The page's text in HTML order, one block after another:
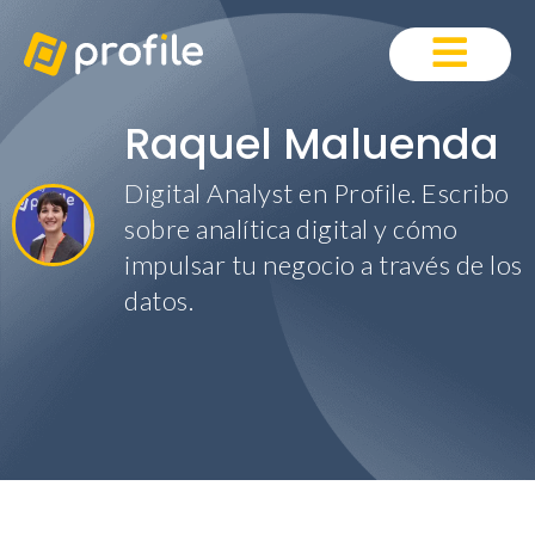
Raquel Maluenda
Digital Analyst en Profile. Escribo
sobre analítica digital y cómo
impulsar tu negocio a través de los
datos.